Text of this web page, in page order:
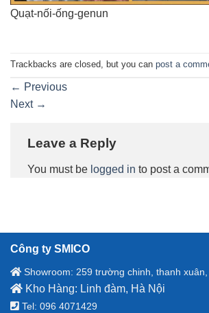
Quạt-nối-ống-genun
Trackbacks are closed, but you can post a
← Previous
Next →
Leave a Reply
You must be logged in to post a
Công ty SMICO
Showroom: 259 trường chinh, thanh
Kho Hàng: Linh đàm, Hà Nội
Tel: 096 4071429